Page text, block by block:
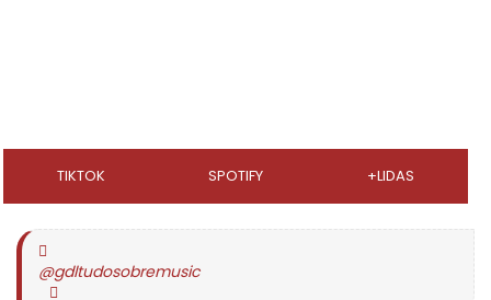
TIKTOK SPOTIFY +LIDAS
@gdltudosobremusic